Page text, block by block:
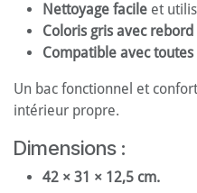
Nettoyage facile et
Coloris gris avec rebord
Compatible avec
Un bac fonctionnel et
intérieur propre.
Dimensions :
42 × 31 × 12,5 cm.